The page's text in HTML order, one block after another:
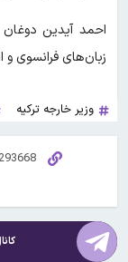
احمد آیدین
زبان‌های فرانسوی و
وزیر خارجه ترکیه